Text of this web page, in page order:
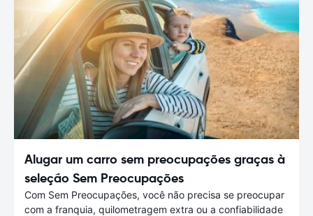
Alugar um carro sem preocupações graças à
seleção Sem Preocupações
Com Sem Preocupações, você não precisa se preocupar
com a franquia, quilometragem extra ou a confiabilidade